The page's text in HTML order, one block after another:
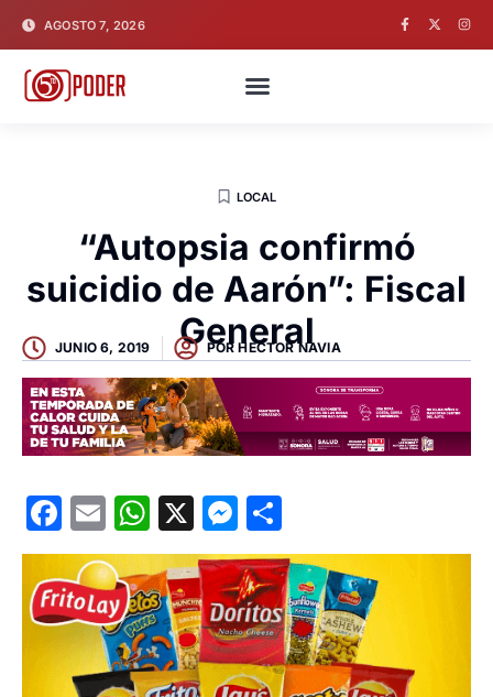
AGOSTO 7, 2026
LOCAL
“Autopsia confirmó
suicidio de Aarón”: Fiscal
General
JUNIO 6, 2019 POR HECTOR NAVIA
Facebook
EmailWhatsApp
X Messenger